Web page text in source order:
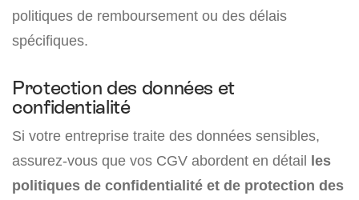
politiques de remboursement ou des délais
spécifiques.
Protection des données et
confidentialité
Si votre entreprise traite des données sensibles,
assurez-vous que vos CGV abordent en détail les
politiques de confidentialité et de protection des